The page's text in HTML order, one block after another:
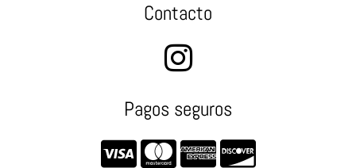
Contacto
Pagos seguros